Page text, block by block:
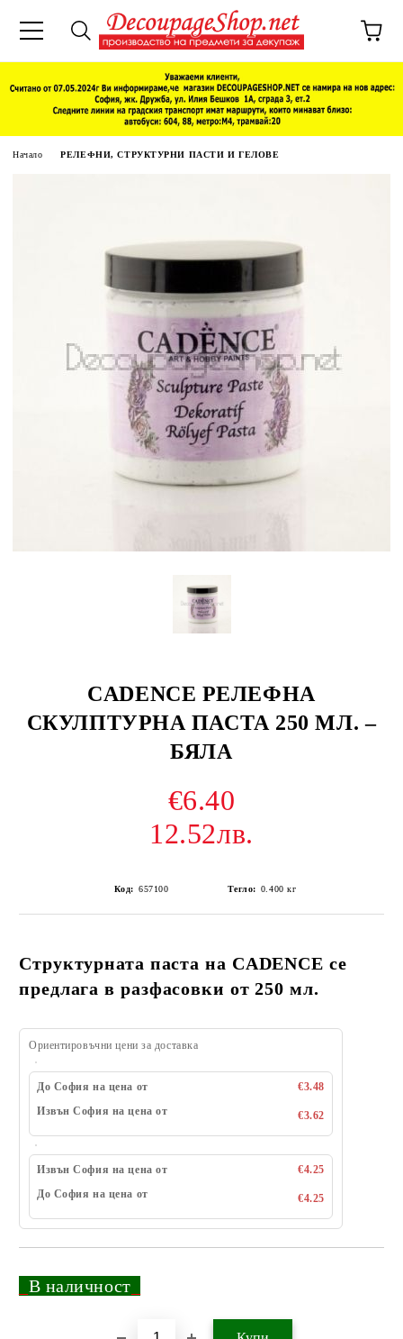
Начало РЕЛЕФНИ, СТРУКТУРНИ ПАСТИ И ГЕЛОВЕ
CADENCE РЕЛЕФНА
СКУЛПТУРНА ПАСТА 250 МЛ. –
БЯЛА
€6.40
12.52лв.
Код: 657100 Тегло: 0.400 кг
Структурната паста на CADENCE се
предлага в разфасовки от 250 мл.
Ориентировъчни цени за доставка
До София на цена от
€3.48
Извън София на цена от
€3.62
Извън София на цена от
€4.25
До София на цена от
€4.25
В наличност